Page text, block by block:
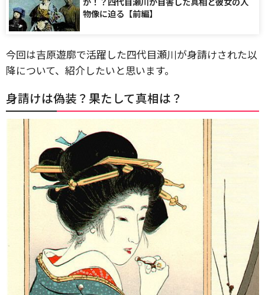
物像に迫る【前編】
今回は吉原遊廓で活躍した四代目瀬川が身請けされた以
降について、紹介したいと思います。
身請けは偽装？果たして真相は？